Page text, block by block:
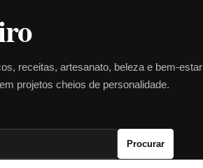
receitas, artesanato, beleza e bem-estar
projetos cheios de personalidade.
Procurar